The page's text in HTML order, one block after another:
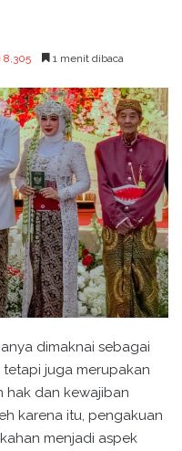
8,305 1 menit dibaca
dimaknai sebagai
juga merupakan
hak dan kewajiban
karena itu, pengakuan
menjadi aspek